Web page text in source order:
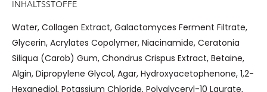
INHALTSSTOFFE
Water, Collagen Extract, Galactomyces Ferment Filtrate,
Glycerin, Acrylates Copolymer, Niacinamide, Ceratonia
Siliqua (Carob) Gum, Chondrus Crispus Extract, Betaine,
Algin, Dipropylene Glycol, Agar, Hydroxyacetophenone, 1,2-
Hexanediol, Potassium Chloride, Polyglyceryl-10 Laurate,